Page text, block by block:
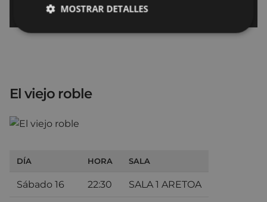
El viejo roble
DÍA HORA SALA
Sábado 16 22:30 SALA 1 ARETOA
MOSTRAR DETALLES